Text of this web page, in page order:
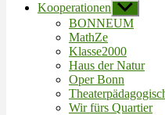
Kooperationen Untermenü
anzeigen
BONNEUM
MathZe
Klasse2000
Haus der Natur
Oper Bonn
Wir fürs Quartier